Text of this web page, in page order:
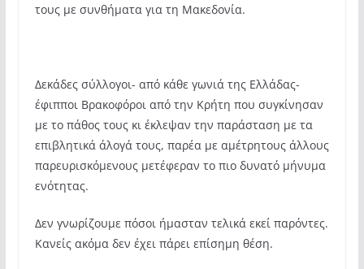
τους με συνθήματα για τη Μακεδονία.
Δεκάδες σύλλογοι- από κάθε γωνιά της Ελλάδας-
έφιπποι Βρακοφόροι από την Κρήτη που συγκίνησαν
με το πάθος τους κι έκλεψαν την παράσταση με τα
επιβλητικά άλογά τους, παρέα με αμέτρητους άλλους
παρευρισκόμενους μετέφεραν το πιο δυνατό μήνυμα
ενότητας.
Δεν γνωρίζουμε πόσοι ήμασταν τελικά εκεί παρόντες.
Κανείς ακόμα δεν έχει πάρει επίσημη θέση.